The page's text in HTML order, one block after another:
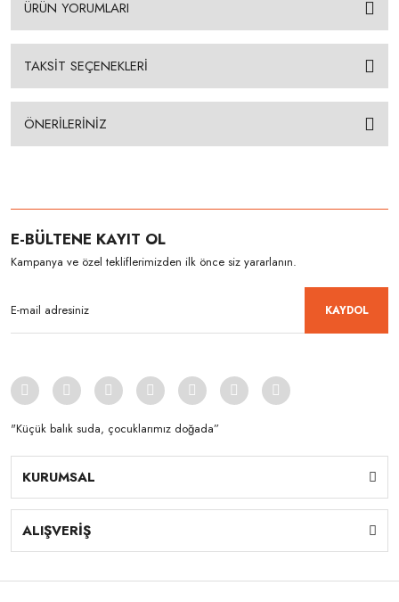
ÜRÜN YORUMLARI
TAKSİT SEÇENEKLERİ
ÖNERİLERİNİZ
E-BÜLTENE KAYIT OL
Kampanya ve özel tekliflerimizden ilk önce siz yararlanın.
KAYDOL
"Küçük balık suda, çocuklarımız doğada”
KURUMSAL
ALIŞVERİŞ